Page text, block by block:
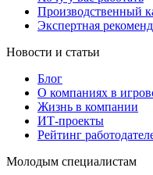
Производственный
Экспертная
Новости и статьи
Блог
О компаниях в
Жизнь в компании
ИТ-проекты
Рейтинг
Молодым специалистам